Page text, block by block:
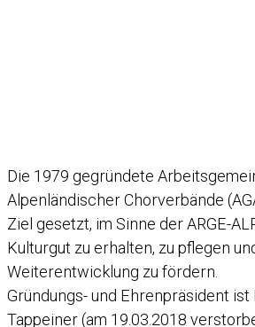
Die 1979 gegründete
Alpenländischer Chorverbände
Ziel gesetzt, im Sinne der ARGE-
Kulturgut zu erhalten, zu pflegen
Weiterentwicklung zu fördern.
Gründungs- und Ehrenpräsident ist
Tappeiner (am 19.03.2018